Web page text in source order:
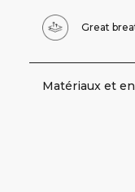
Great
Matériaux et